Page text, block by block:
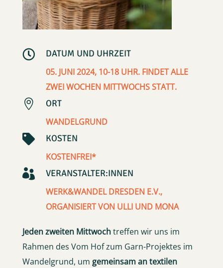

DATUM UND UHRZEIT
05. JUNI 2024, 10-18 UHR. FINDET ALLE
ZWEI WOCHEN MITTWOCHS STATT.

ORT
WANDELGRUND

KOSTEN
KOSTENFREI*

VERANSTALTER:INNEN
WERK&WANDEL DRESDEN E.V.,
ORGANISIERT VON ULLI UND MONA
Jeden zweiten Mittwochtreffen wir uns im
Rahmen des Vom Hof zum Garn-Projektes im
Wandelgrund, um gemeinsam an textilen